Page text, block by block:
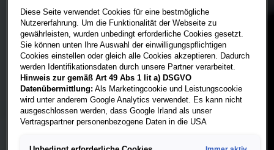
Diese Seite verwendet Cookies für eine bestmögliche
Nutzererfahrung. Um die Funktionalität der Webseite zu
gewährleisten, wurden unbedingt erforderliche Cookies gesetzt.
Sie können unten Ihre Auswahl der einwilligungspflichtigen
Cookies einstellen oder gleich alle Cookies akzeptieren. Dadurch
werden Identifikationsdaten durch unsere Partner verarbeitet.
Hinweis zur gemäß Art 49 Abs 1 lit a) DSGVO
Datenübermittlung: Als Marketingcookie und Leistungscookie
wird unter anderem Google Analytics verwendet. Es kann nicht
ausgeschlossen werden, dass Google Irland als unser
Vertragspartner personenbezogene Daten in die USA
besteht kein der Europäischen Union der Sache nach